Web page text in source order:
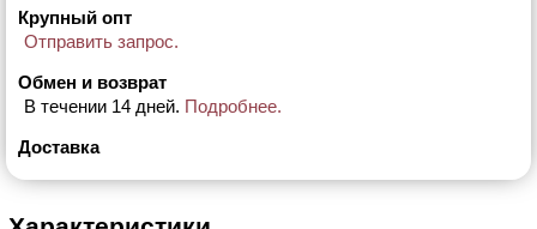
Крупный опт
Отправить запрос.
Обмен и возврат
В течении 14 дней. Подробнее.
Доставка